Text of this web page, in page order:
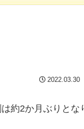
2022.03.30
約2か月ぶりとな